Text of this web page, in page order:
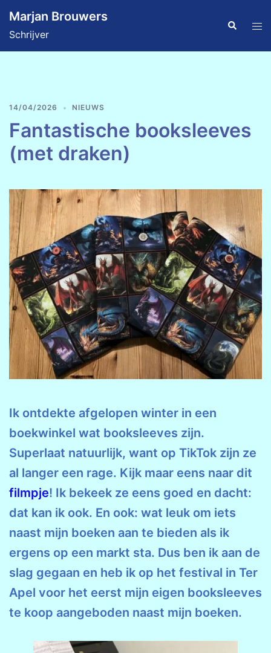
naar
de
inhoud
Marjan Brouwers
Schrijver
Zoeken
14/04/2026 NIEUWS
Fantastische booksleeves
(met draken)
Ik ontdekte afgelopen winter in een
boekwinkel wat booksleeves zijn.
Superlaat natuurlijk, want op TikTok zijn ze
al langer een rage. Kijk maar eens naar dit
filmpje! Ik bekeek ze eens goed en dacht:
dat kan ik ook. En ook: wat leuk om iets
naast mijn boeken aan te bieden als ik
ergens op een markt sta. Dus ben ik aan de
slag gegaan en heb ik op het festival in Ter
Apel voor het eerst mijn eigen booksleeves
te koop aangeboden naast mijn boeken.